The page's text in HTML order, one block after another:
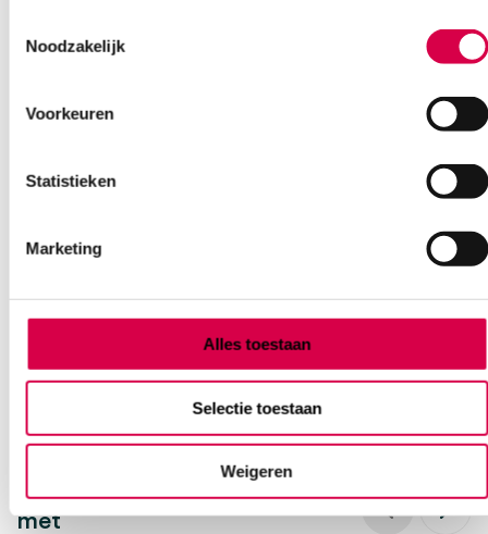
Noodzakelijk
Voorkeuren
Statistieken
Marketing
Alles toestaan
Selectie toestaan
Weigeren
ALSA bipolair pincet, 19cm, tip 1mm, recht (1)
189.94
229.83incl. BTW
Vaak gekocht in combinatie
met